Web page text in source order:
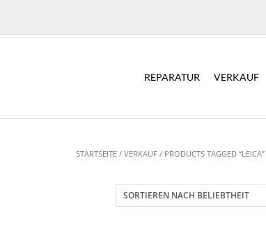
REPARATUR VERKAUF
STARTSEITE /VERKAUF / PRODUCTS TAGGED “LEICA”